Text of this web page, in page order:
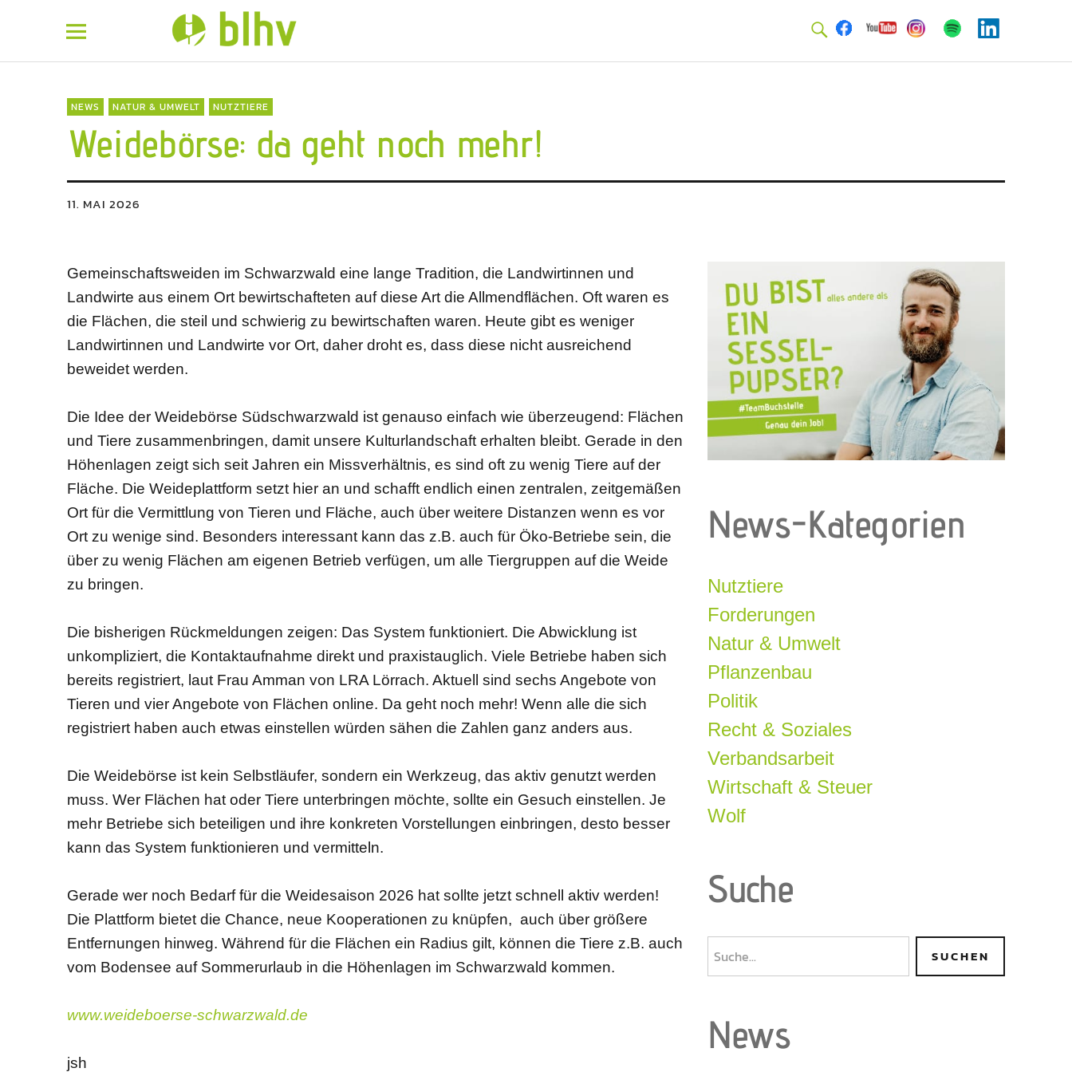
BLHV Facebook
YoutubeInstagram
SpotifyLinkedin
NEWS NATUR & UMWELT NUTZTIERE
Weidebörse: da geht noch mehr!
11. MAI 2026
Gemeinschaftsweiden im Schwarzwald eine lange Tradition, die Landwirtinnen und
Landwirte aus einem Ort bewirtschafteten auf diese Art die Allmendflächen. Oft waren es
die Flächen, die steil und schwierig zu bewirtschaften waren. Heute gibt es weniger
Landwirtinnen und Landwirte vor Ort, daher droht es, dass diese nicht ausreichend
beweidet werden.
Die Idee der Weidebörse Südschwarzwald ist genauso einfach wie überzeugend: Flächen
und Tiere zusammenbringen, damit unsere Kulturlandschaft erhalten bleibt. Gerade in den
Höhenlagen zeigt sich seit Jahren ein Missverhältnis, es sind oft zu wenig Tiere auf der
Fläche. Die Weideplattform setzt hier an und schafft endlich einen zentralen, zeitgemäßen
Ort für die Vermittlung von Tieren und Fläche, auch über weitere Distanzen wenn es vor
Ort zu wenige sind. Besonders interessant kann das z.B. auch für Öko-Betriebe sein, die
über zu wenig Flächen am eigenen Betrieb verfügen, um alle Tiergruppen auf die Weide
zu bringen.
Die bisherigen Rückmeldungen zeigen: Das System funktioniert. Die Abwicklung ist
unkompliziert, die Kontaktaufnahme direkt und praxistauglich. Viele Betriebe haben sich
bereits registriert, laut Frau Amman von LRA Lörrach. Aktuell sind sechs Angebote von
Tieren und vier Angebote von Flächen online. Da geht noch mehr! Wenn alle die sich
registriert haben auch etwas einstellen würden sähen die Zahlen ganz anders aus.
Die Weidebörse ist kein Selbstläufer, sondern ein Werkzeug, das aktiv genutzt werden
muss. Wer Flächen hat oder Tiere unterbringen möchte, sollte ein Gesuch einstellen. Je
mehr Betriebe sich beteiligen und ihre konkreten Vorstellungen einbringen, desto besser
kann das System funktionieren und vermitteln.
Gerade wer noch Bedarf für die Weidesaison 2026 hat sollte jetzt schnell aktiv werden!
Die Plattform bietet die Chance, neue Kooperationen zu knüpfen, auch über größere
Entfernungen hinweg. Während für die Flächen ein Radius gilt, können die Tiere z.B. auch
vom Bodensee auf Sommerurlaub in die Höhenlagen im Schwarzwald kommen.
www.weideboerse-schwarzwald.de
jsh
News-Kategorien
Nutztiere
Forderungen
Natur & Umwelt
Pflanzenbau
Politik
Recht & Soziales
Verbandsarbeit
Wirtschaft & Steuer
Wolf
Suche
News